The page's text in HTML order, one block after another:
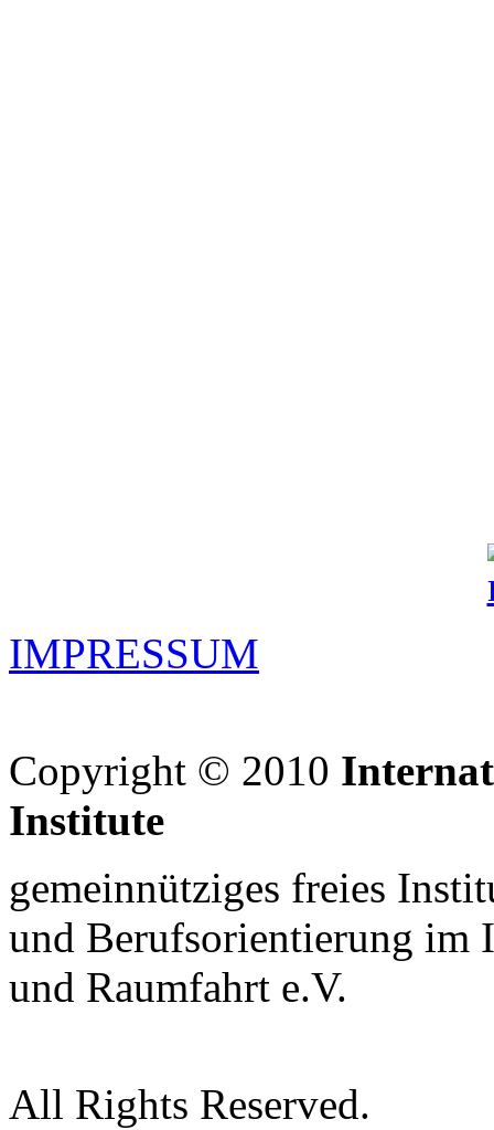
IMPRESSUM
Copyright © 2010
Institute
gemeinnütziges freies
und Berufsorientierung im
und Raumfahrt e.V.
All Rights Reserved.